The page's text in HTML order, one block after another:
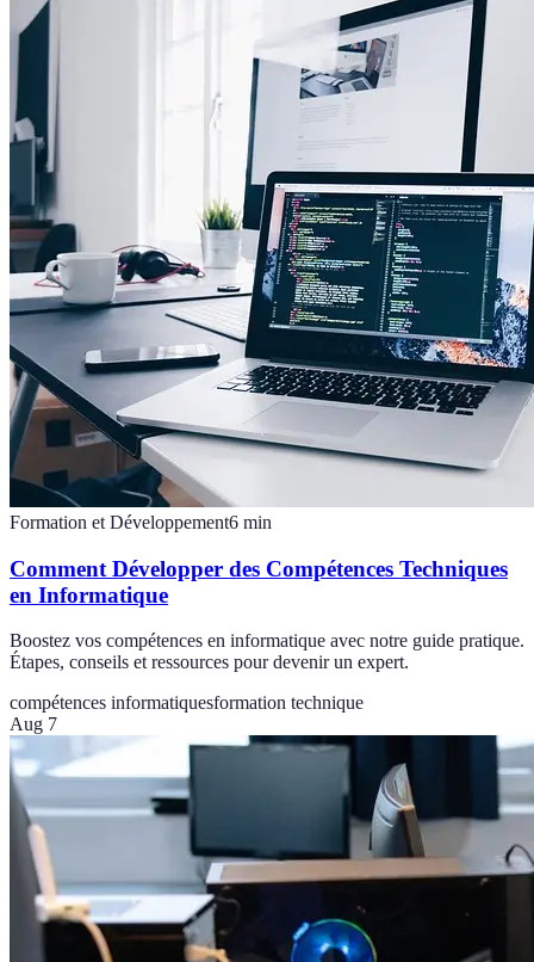
Formation et Développement6 min
Comment Développer des Compétences Techniques
en Informatique
Boostez vos compétences en informatique avec notre guide pratique.
Étapes, conseils et ressources pour devenir un expert.
compétences informatiquesformation technique
Aug 7